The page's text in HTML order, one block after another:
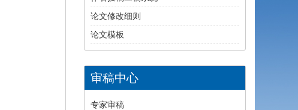
论文修改细则
论文模板
审稿中心
专家审稿